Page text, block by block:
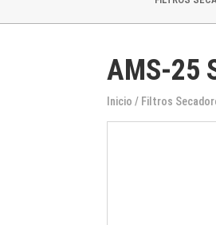
AMS-25
Inicio / Filtros